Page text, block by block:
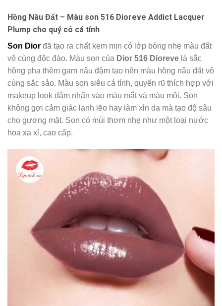
Hồng Nâu Đất – Màu son 516 Dioreve Addict Lacquer
Plump cho quý cô cá tính
Son Dior đã tạo ra chất kem mịn có lớp bóng nhẹ màu đất
vô cùng độc đáo. Màu son của Dior 516 Dioreve là sắc
hồng pha thêm gam nâu đậm tạo nên màu hồng nâu đất vô
cùng sắc sảo. Màu son siêu cá tính, quyến rũ thích hợp với
makeup look đậm nhấn vào màu mắt và màu môi. Son
không gợi cảm giác lạnh lẽo hay làm xỉn da mà tạo độ sâu
cho gương mặt. Son có mùi thơm nhẹ như một loại nước
hoa xa xỉ, cao cấp.